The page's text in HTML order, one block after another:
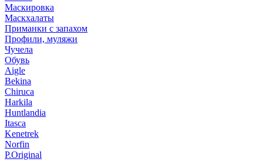
Маскировка
Маскхалаты
Приманки с запахом
Профили, муляжи
Чучела
Обувь
Aigle
Bekina
Chiruсa
Harkila
Huntlandia
Itasca
Kenetrek
Norfin
P.Original